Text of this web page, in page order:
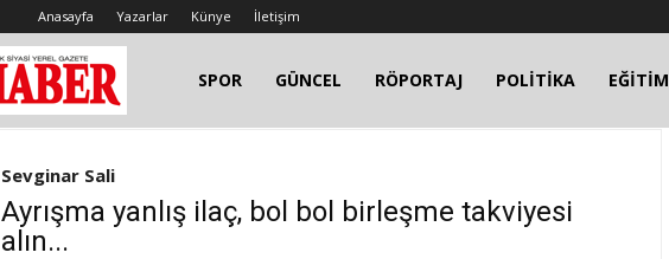
Anasayfa Yazarlar Künye İletişim
SPOR GÜNCEL RÖPORTAJ POLİTİKA EĞİTİM
Sevginar Sali
Ayrışma yanlış ilaç, bol bol birleşme takviyesi
alın...